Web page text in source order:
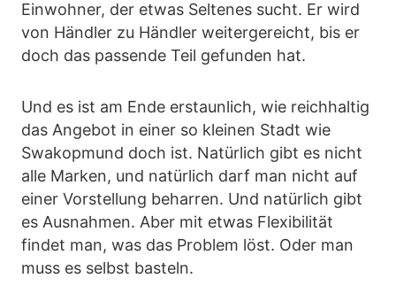
Einwohner, der etwas Seltenes sucht. Er wird
von Händler zu Händler weitergereicht, bis er
doch das passende Teil gefunden hat.
Und es ist am Ende erstaunlich, wie reichhaltig
das Angebot in einer so kleinen Stadt wie
Swakopmund doch ist. Natürlich gibt es nicht
alle Marken, und natürlich darf man nicht auf
einer Vorstellung beharren. Und natürlich gibt
es Ausnahmen. Aber mit etwas Flexibilität
findet man, was das Problem löst. Oder man
muss es selbst basteln.